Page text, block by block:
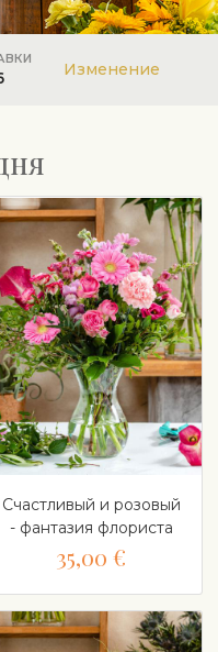
Изменение
Счастливый и розовый
- фантазия флориста
35,00 €